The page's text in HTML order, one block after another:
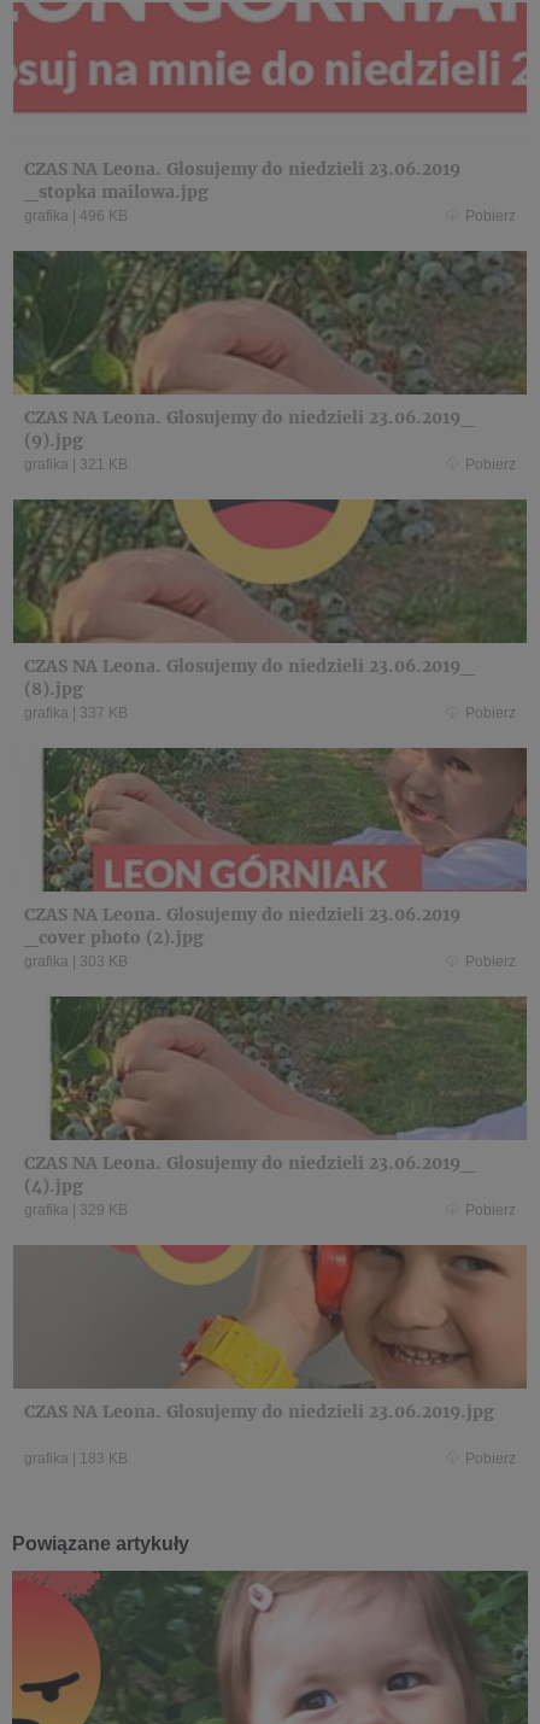
CZAS NA Leona. Glosujemy do niedzieli 23.06.2019
_stopka mailowa.jpg
grafika | 496 KB Pobierz
CZAS NA Leona. Glosujemy do niedzieli 23.06.2019_
(9).jpg
grafika | 321 KB Pobierz
CZAS NA Leona. Glosujemy do niedzieli 23.06.2019_
(8).jpg
grafika | 337 KB Pobierz
CZAS NA Leona. Glosujemy do niedzieli 23.06.2019
_cover photo (2).jpg
grafika | 303 KB Pobierz
CZAS NA Leona. Glosujemy do niedzieli 23.06.2019_
(4).jpg
grafika | 329 KB Pobierz
CZAS NA Leona. Glosujemy do niedzieli 23.06.2019.jpg
grafika | 183 KB Pobierz
Powiązane artykuły